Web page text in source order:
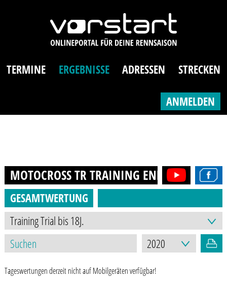
TERMINE ERGEBNISSE ADRESSEN STRECKEN
ANMELDEN
MOTOCROSS TR TRAINING ENDURO 2020
GESAMTWERTUNG
Tageswertungen derzeit nicht auf Mobilgeräten verfügbar!